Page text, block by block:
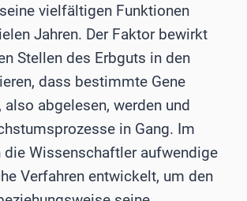
vielfältigen Funktionen
Jahren. Der Faktor bewirkt
Stellen des Erbguts in den
dass bestimmte Gene
abgelesen, werden und
in Gang. Im
die Wissenschaftler aufwendige
Verfahren entwickelt, um den